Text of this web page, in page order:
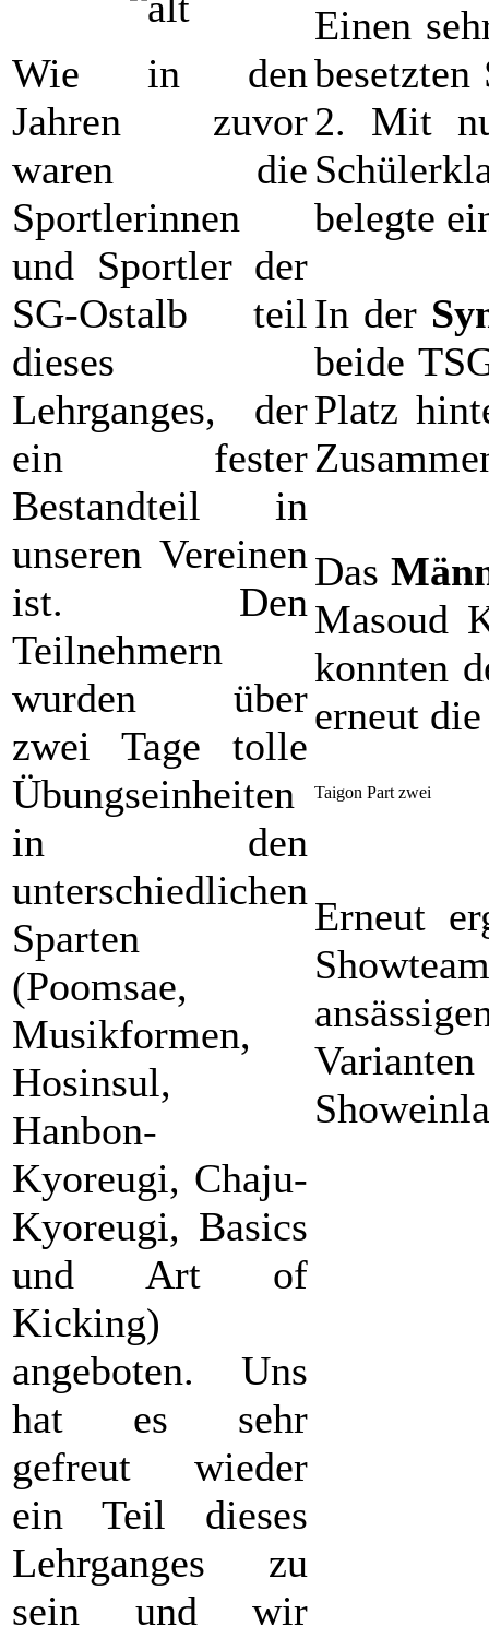
Wie in den
Jahren zuvor
waren die
Sportlerinnen
und Sportler der
SG-Ostalb teil
dieses
Lehrganges, der
ein fester
Bestandteil in
unseren Vereinen
ist. Den
Teilnehmern
wurden über
zwei Tage tolle
Übungseinheiten
in den
unterschiedlichen
Sparten
(Poomsae,
Musikformen,
Hosinsul,
Hanbon-
Kyoreugi, Chaju-
Kyoreugi, Basics
und Art of
Kicking)
angeboten. Uns
hat es sehr
gefreut wieder
ein Teil dieses
Lehrganges zu
sein und wir
Einen
2. Mit
belegte
In der
beide
Platz
Das
Masoud
konnten
erneut
Taigon Part zwei
Erneut